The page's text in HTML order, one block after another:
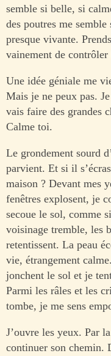
semble si belle, si
des poutres me
presque vivante.
vainement de
Une idée géniale me
Mais je ne peux pas.
vais faire des grandes
Calme toi.
Le grondement sourd
parvient. Et si il
maison ? Devant mes
fenêtres explosent, je
secoue le sol, comme
voisinage tremble, les
retentissent. La peau
vie, étrangement
jonchent le sol et je
Parmi les râles et les
tombe, je me sens
J’ouvre les yeux. Par
continuer son chemin.